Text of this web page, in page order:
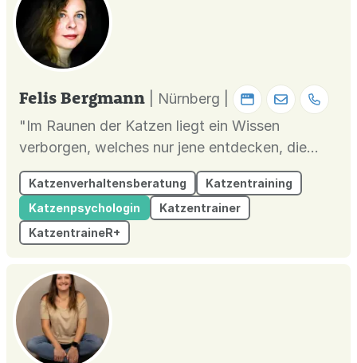
Felis Bergmann
| Nürnberg |
"Im Raunen der Katzen liegt ein Wissen
verborgen, welches nur jene entdecken, die
bereit sind, genau zuzuhören."
Katzenverhaltensberatung
Katzentraining
Katzenpsychologin
Katzentrainer
KatzentraineR+